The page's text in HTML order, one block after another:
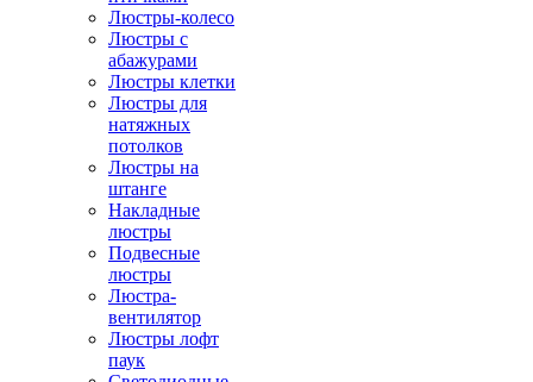
Люстры-колесо
Люстры с
абажурами
Люстры клетки
Люстры для
натяжных
потолков
Люстры на
штанге
Накладные
люстры
Подвесные
люстры
Люстра-
вентилятор
Люстры лофт
паук